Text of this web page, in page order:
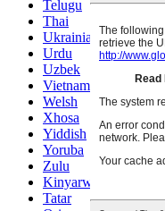
Telugu
Thai
Ukrainian
Urdu
Uzbek
Vietnamese
Welsh
Xhosa
Yiddish
Yoruba
Zulu
Kinyarwanda
Tatar